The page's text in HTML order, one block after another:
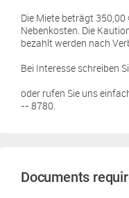
Die Miete beträgt
Nebenkosten. Die
bezahlt werden nach
Bei Interesse schreiben
oder rufen Sie uns
-- 8780.
Documents